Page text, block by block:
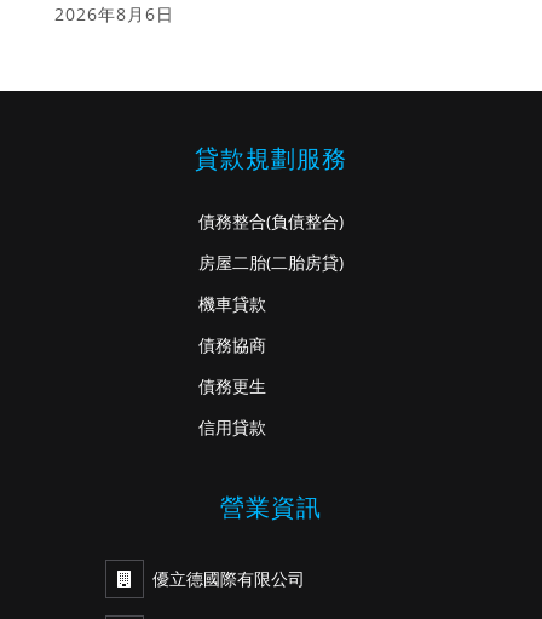
2026年8月6日
貸款規劃服務
債務整合(負債整合)
房屋二胎(二胎房貸)
機車貸款
債務協商
債務更生
信用貸款
營業資訊
優立德國際有限公司